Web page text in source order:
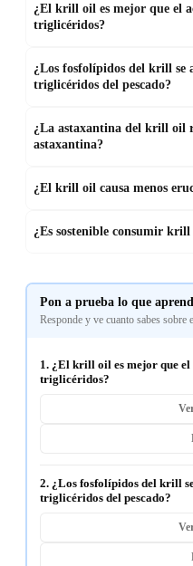
¿El krill oil es mejor que el
triglicéridos?
¿Los fosfolípidos del krill se
triglicéridos del pescado?
¿La astaxantina del krill oil
astaxantina?
¿El krill oil causa menos
¿Es sostenible consumir
Pon a prueba lo que
Responde y ve cuanto sabes sobre
1. ¿El krill oil es mejor que el
triglicéridos?
2. ¿Los fosfolípidos del krill
triglicéridos del pescado?